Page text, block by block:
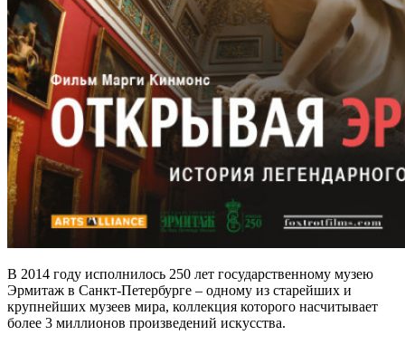
В 2014 году исполнилось 250 лет государственному музею
Эрмитаж в Санкт-Петербурге – одному из старейших и
крупнейших музеев мира, коллекция которого насчитывает
более 3 миллионов произведений искусства.